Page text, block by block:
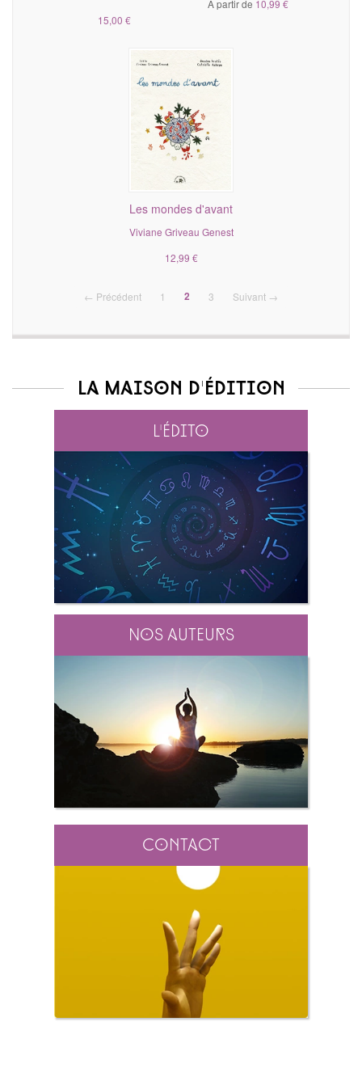
15,00 €
À partir de 10,99 €
Les mondes d'avant
Viviane Griveau Genest
12,99 €
← Précédent 1 2 (current)
3 Suivant →
La maison d'édition
L'édito
Nos auteurs
Contact